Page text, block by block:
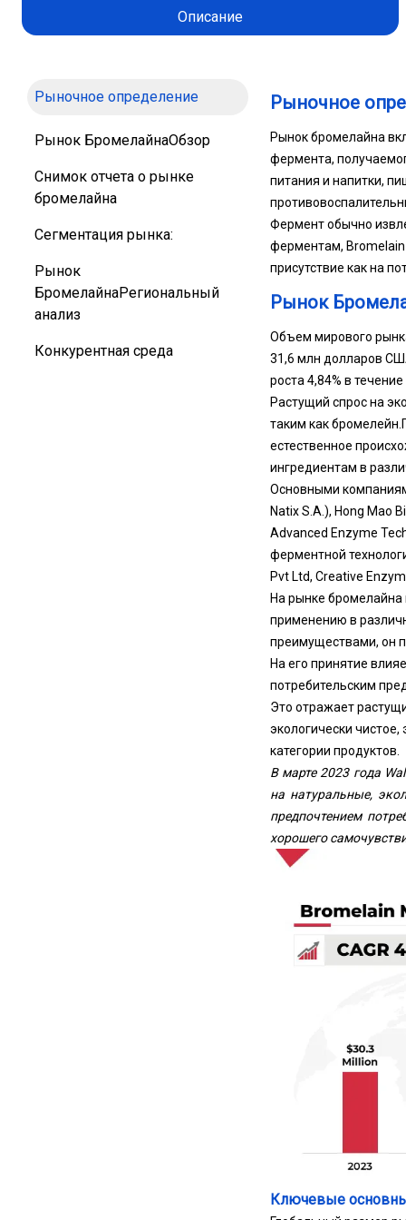
Описание
Рыночное определение
Рынок БромелайнаОбзор
Снимок отчета о рынке
бромелайна
Сегментация рынка:
Рынок
БромелайнаРегиональный
анализ
Конкурентная среда
Рыночное
Рынок бромелайна
фермента,
питания и напитки,
Фермент обычно
ферментам, Bromelain
присутствие как на
Рынок
Объем мирового
31,6 млн долларов
роста 4,84% в
Растущий спрос на
таким как бромелейн.
естественное
ингредиентам в
Основными
Natix S.A.), Hong Mao
Advanced Enzyme
ферментной
Pvt Ltd, Creative
На рынке бромелайна
применению в
преимуществами, он
На его принятие
потребительским
Это отражает
экологически
категории продуктов.
В марте 2023 года
на натуральные,
предпочтением
хорошего
Ключевые